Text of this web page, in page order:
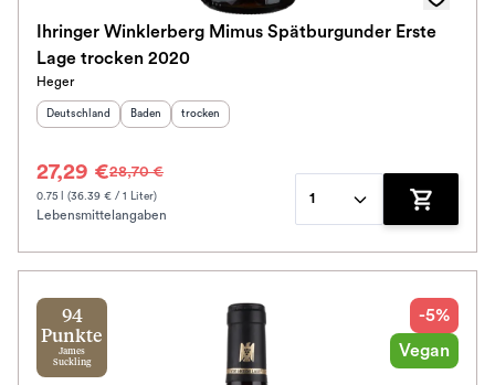
Schmeckt zu
Bio / Vegan
Prickler Art
Schmeckt nach
Jahrgang
Ihringer Winklerberg Mimus Spätburgunder Erste
Lage trocken 2020
Heger
Herkunftsland
Deutschland Herkunftsregion:
Baden Geschmack
trocken
27,29 €28,70 €
0.75 l (36.39 € / 1 Liter)
Lebensmittelangaben
1
Zum
94
Punkte
James
Suckling
-5%
Vegan